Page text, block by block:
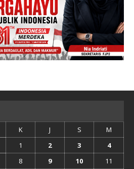
K J S
M
1
2 3
4
8 9 10
11